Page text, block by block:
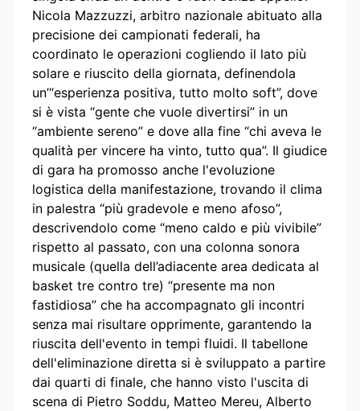
Nicola Mazzuzzi, arbitro nazionale abituato alla
precisione dei campionati federali, ha
coordinato le operazioni cogliendo il lato più
solare e riuscito della giornata, definendola
un’“esperienza positiva, tutto molto soft”, dove
si è vista “gente che vuole divertirsi” in un
“ambiente sereno” e dove alla fine “chi aveva le
qualità per vincere ha vinto, tutto qua”. Il giudice
di gara ha promosso anche l'evoluzione
logistica della manifestazione, trovando il clima
in palestra “più gradevole e meno afoso”,
descrivendolo come “meno caldo e più vivibile”
rispetto al passato, con una colonna sonora
musicale (quella dell’adiacente area dedicata al
basket tre contro tre) “presente ma non
fastidiosa” che ha accompagnato gli incontri
senza mai risultare opprimente, garantendo la
riuscita dell'evento in tempi fluidi. Il tabellone
dell'eliminazione diretta si è sviluppato a partire
dai quarti di finale, che hanno visto l'uscita di
scena di Pietro Soddu, Matteo Mereu, Alberto